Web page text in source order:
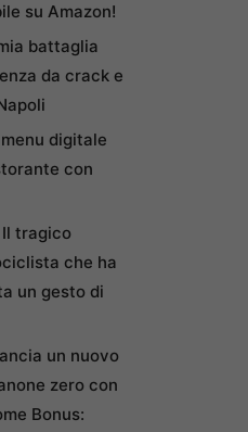
su Amazon!
battaglia
da crack e
digitale
con
tragico
che ha
un gesto di
un nuovo
zero con
Bonus: